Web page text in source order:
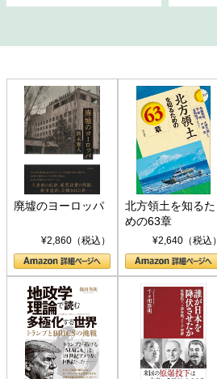
廃墟のヨーロッパ
¥2,860（税込）
北方領土を知るた
めの63章
¥2,640（税込）